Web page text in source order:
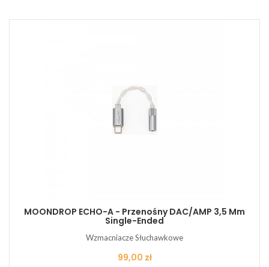
MOONDROP ECHO-A - Przenośny DAC/AMP 3,5 Mm
Single-Ended
Wzmacniacze Słuchawkowe
Cena
99,00 zł